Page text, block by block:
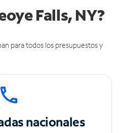
Falls, NY?
para todos los presupuestos y
nacionales